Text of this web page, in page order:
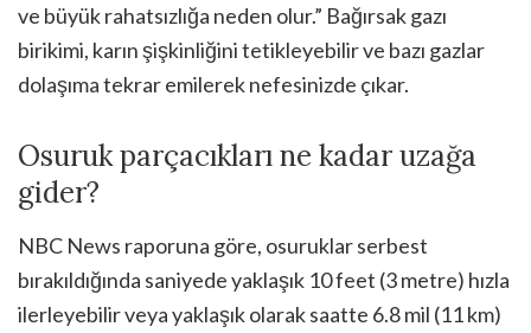
ve büyük rahatsızlığa neden olur.” Bağırsak gazı
birikimi, karın şişkinliğini tetikleyebilir ve bazı gazlar
dolaşıma tekrar emilerek nefesinizde çıkar.
Osuruk parçacıkları ne kadar uzağa
gider?
NBC News raporuna göre, osuruklar serbest
bırakıldığında saniyede yaklaşık 10 feet (3 metre) hızla
ilerleyebilir veya yaklaşık olarak saatte 6.8 mil (11 km)